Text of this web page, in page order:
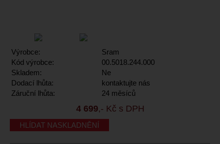
Výrobce:
Sram
Kód výrobce:
00.5018.244.000
Skladem:
Ne
Dodací lhůta:
kontaktujte nás
Záruční lhůta:
24 měsíců
4 699,- Kč s DPH
HLÍDAT NASKLADNĚNÍ